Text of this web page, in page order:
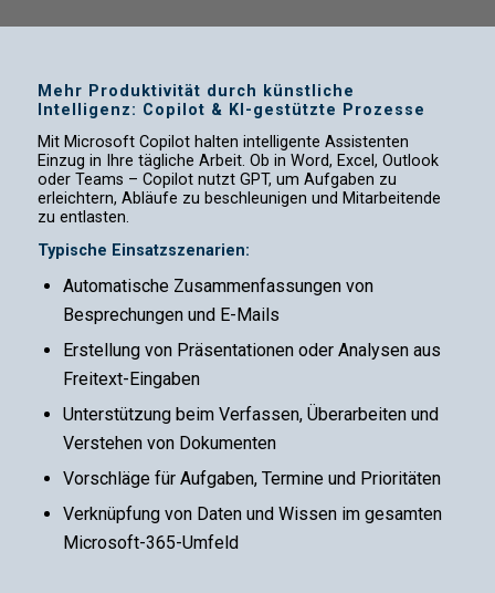
Mehr Produktivität durch künstliche
Intelligenz: Copilot & KI-gestützte Prozesse
Mit Microsoft Copilot halten intelligente Assistenten
Einzug in Ihre tägliche Arbeit. Ob in Word, Excel, Outlook
oder Teams – Copilot nutzt GPT, um Aufgaben zu
erleichtern, Abläufe zu beschleunigen und Mitarbeitende
zu entlasten.
Typische Einsatzszenarien:
Automatische Zusammenfassungen von
Besprechungen und E-Mails
Erstellung von Präsentationen oder Analysen aus
Freitext-Eingaben
Unterstützung beim Verfassen, Überarbeiten und
Verstehen von Dokumenten
Vorschläge für Aufgaben, Termine und Prioritäten
Verknüpfung von Daten und Wissen im gesamten
Microsoft-365-Umfeld